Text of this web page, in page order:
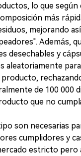
lo que según
más
mejorando
Además,
desechables y
aleatoriamente
de 100 000
que no
son necesarias
cumplidores y
estricto pero